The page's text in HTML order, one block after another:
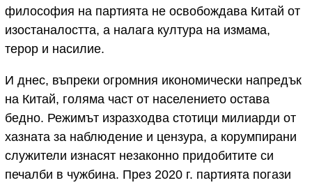
философия на партията не освобождава Китай от
изостаналостта, а налага култура на измама,
терор и насилие.
И днес, въпреки огромния икономически напредък
на Китай, голяма част от населението остава
бедно. Режимът изразходва стотици милиарди от
хазната за наблюдение и цензура, а корумпирани
служители изнасят незаконно придобитите си
печалби в чужбина. През 2020 г. партията погази